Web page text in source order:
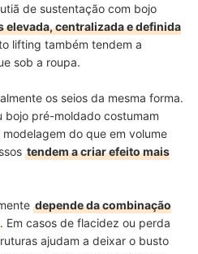
de sustentação com bojo
elevada, centralizada e definida
lifting também tendem a
sob a roupa.
os seios da mesma forma.
bojo pré-moldado costumam
do que em volume
tendem a criar efeito mais
depende da combinação
. Em casos de flacidez ou perda
ajudam a deixar o busto